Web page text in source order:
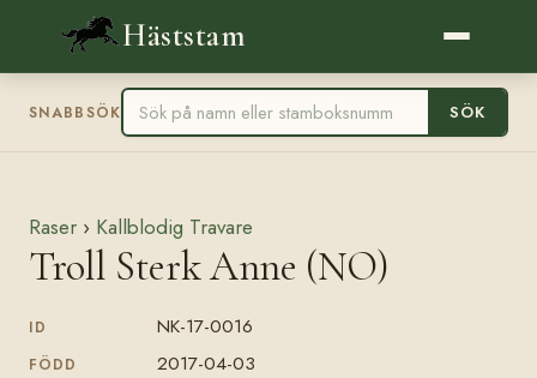
Häststam
SNABBSÖK SÖK
Raser › Kallblodig Travare
Troll Sterk Anne (NO)
ID NK-17-0016
FÖDD 2017-04-03